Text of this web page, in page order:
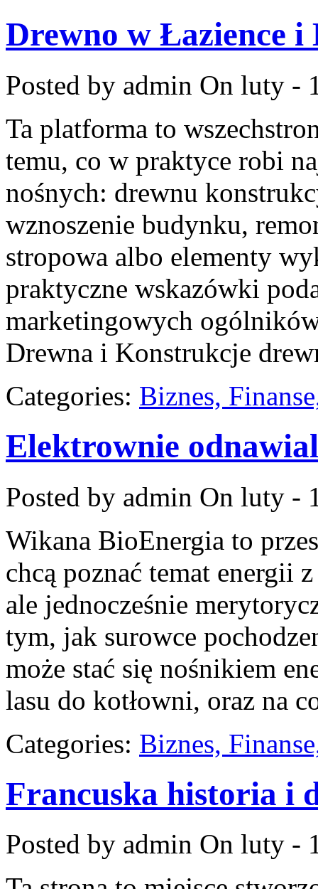
Drewno w Łazience i
Posted by admin On luty -
Ta platforma to
temu, co w praktyce robi
nośnych: drewnu
wznoszenie budynku,
stropowa albo elementy
praktyczne wskazówki
marketingowych
Drewna i Konstrukcje
Categories: Biznes,
Elektrownie
Posted by admin On luty -
Wikana BioEnergia to
chcą poznać temat energii
ale jednocześnie
tym, jak surowce
może stać się nośnikiem
lasu do kotłowni, oraz na
Categories: Biznes,
Francuska historia i
Posted by admin On luty -